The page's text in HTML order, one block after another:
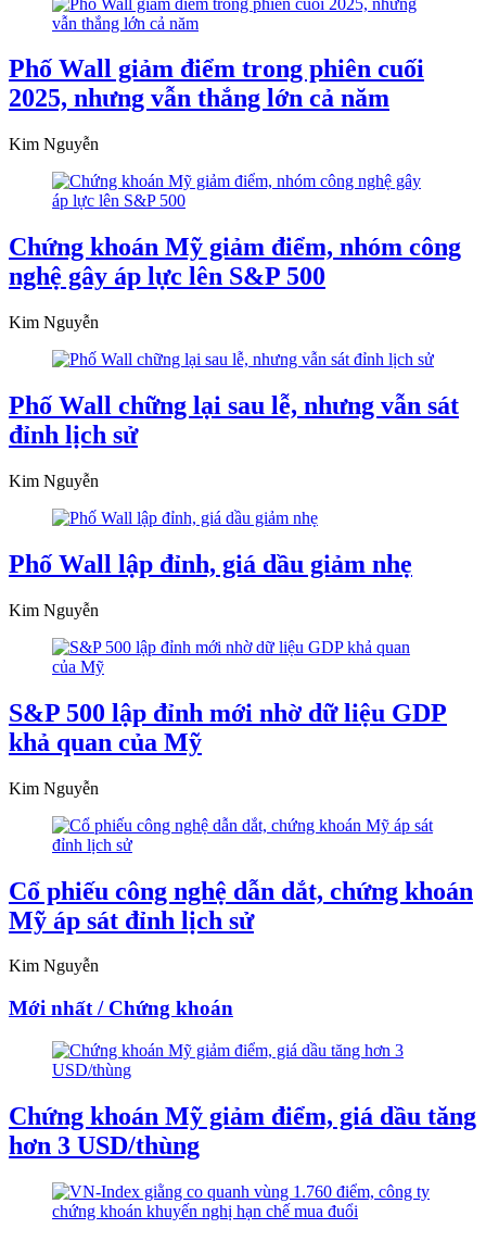
Phố Wall giảm điểm trong phiên cuối
2025, nhưng vẫn thắng lớn cả năm
Kim Nguyễn
Chứng khoán Mỹ giảm điểm, nhóm công
nghệ gây áp lực lên S&P 500
Kim Nguyễn
Phố Wall chững lại sau lễ, nhưng vẫn sát
đỉnh lịch sử
Kim Nguyễn
Phố Wall lập đỉnh, giá dầu giảm nhẹ
Kim Nguyễn
S&P 500 lập đỉnh mới nhờ dữ liệu GDP
khả quan của Mỹ
Kim Nguyễn
Cổ phiếu công nghệ dẫn dắt, chứng khoán
Mỹ áp sát đỉnh lịch sử
Kim Nguyễn
Mới nhất / Chứng khoán
Chứng khoán Mỹ giảm điểm, giá dầu tăng
hơn 3 USD/thùng